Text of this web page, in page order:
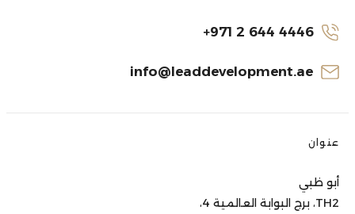
+971 2 644 4446
info@leaddevelopment.ae
عنوان
أبو ظبي
TH2، برج البوابة العالمية 4،